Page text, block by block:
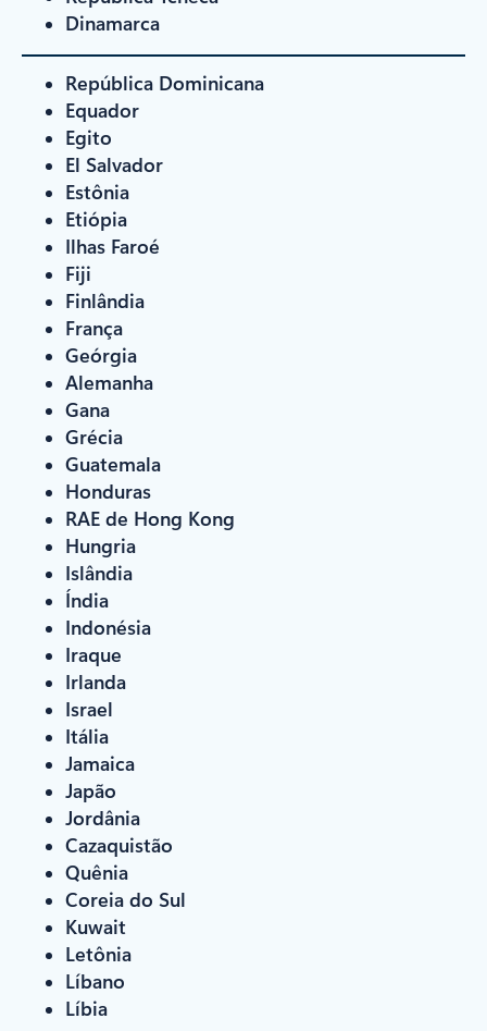
Dinamarca
República Dominicana
Equador
Egito
El Salvador
Estônia
Etiópia
Ilhas Faroé
Fiji
Finlândia
França
Geórgia
Alemanha
Gana
Grécia
Guatemala
Honduras
RAE de Hong Kong
Hungria
Islândia
Índia
Indonésia
Iraque
Irlanda
Israel
Itália
Jamaica
Japão
Jordânia
Cazaquistão
Quênia
Coreia do Sul
Kuwait
Letônia
Líbano
Líbia